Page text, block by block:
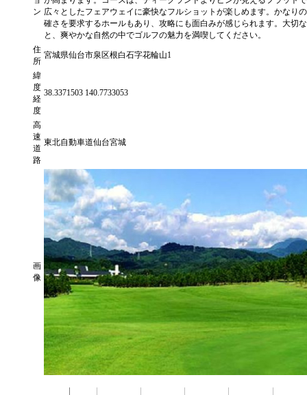
ン 広々としたフェアウェイに豪快なフルショットが楽しめます。かなり
確さを要求するホールもあり、攻略にも面白みが感じられます。大切
と、爽やかな自然の中でゴルフの魅力を満喫してください。
住
所
宮城県仙台市泉区根白石字花輪山1
緯
度
経
度
38.3371503 140.7733053
高
速
道
路
東北自動車道仙台宮城
画
像